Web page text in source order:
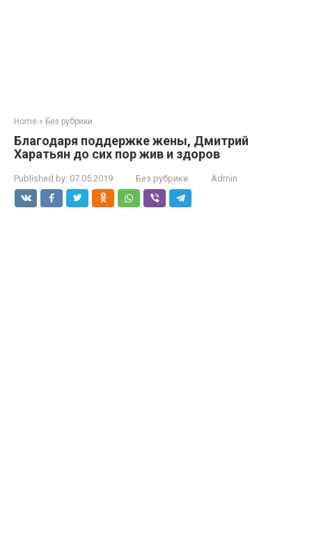
Home » Без рубрики
Благодаря поддержке жены, Дмитрий
Харатьян до сих пор жив и здоров
Published by: 07.05.2019 Без рубрики Admin